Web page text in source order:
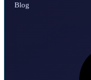
Blog